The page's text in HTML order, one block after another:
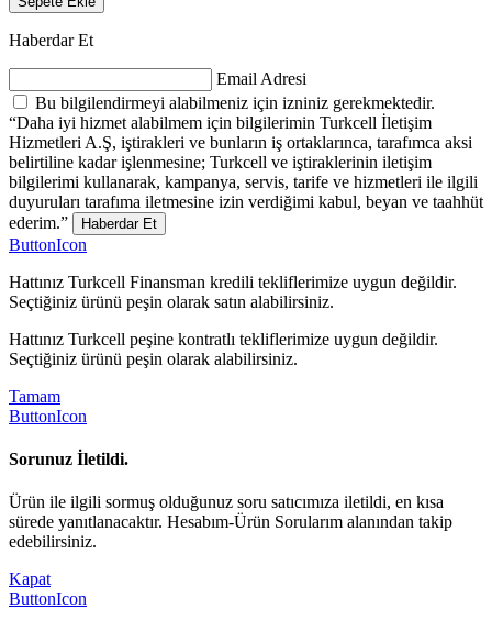
Haberdar Et
Email Adresi
Bu bilgilendirmeyi alabilmeniz için izniniz gerekmektedir.
“Daha iyi hizmet alabilmem için bilgilerimin Turkcell İletişim
Hizmetleri A.Ş, iştirakleri ve bunların iş ortaklarınca, tarafımca aksi
belirtiline kadar işlenmesine; Turkcell ve iştiraklerinin iletişim
bilgilerimi kullanarak, kampanya, servis, tarife ve hizmetleri ile ilgili
duyuruları tarafıma iletmesine izin verdiğimi kabul, beyan ve taahhüt
ederim.”
Haberdar Et
ButtonIcon
Hattınız Turkcell Finansman kredili tekliflerimize uygun değildir.
Seçtiğiniz ürünü peşin olarak satın alabilirsiniz.
Hattınız Turkcell peşine kontratlı tekliflerimize uygun değildir.
Seçtiğiniz ürünü peşin olarak alabilirsiniz.
Tamam
ButtonIcon
Sorunuz İletildi.
Ürün ile ilgili sormuş olduğunuz soru satıcımıza iletildi, en kısa
sürede yanıtlanacaktır. Hesabım-Ürün Sorularım alanından takip
edebilirsiniz.
Kapat
ButtonIcon